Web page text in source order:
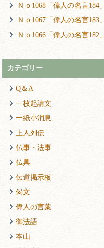
Ｎｏ1068「偉人の名言184」
Ｎｏ1067「偉人の名言183」
Ｎｏ1066「偉人の名言182」
カテゴリー
Q＆A
一枚起請文
一紙小消息
上人列伝
仏事・法事
仏具
伝道掲示板
偈文
偉人の言葉
御法語
本山